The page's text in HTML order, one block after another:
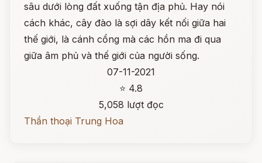
sâu dưới lòng đất xuống tận địa phủ. Hay nói
cách khác, cây đào là sợi dây kết nối giữa hai
thế giới, là cánh cổng mà các hồn ma đi qua
giữa âm phủ và thế giới của người sống.
07-11-2021
⭐ 4.8
5,058 lượt đọc
Thần thoại Trung Hoa